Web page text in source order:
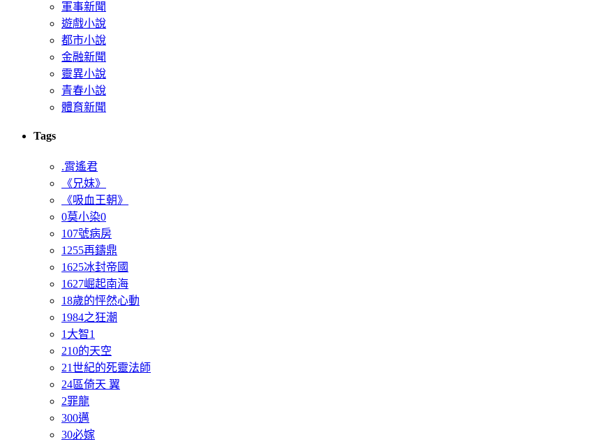
軍事新聞
遊戲小說
都市小說
金融新聞
靈異小說
青春小說
體育新聞
Tags
.霄遙君
《兄妹》
《吸血王朝》
0莫小染0
107號病房
1255再鑄鼎
1625冰封帝國
1627崛起南海
18歲的怦然心動
1984之狂潮
1大智1
210的天空
21世紀的死靈法師
24區倚天 翼
2罪龍
300邁
30必嫁